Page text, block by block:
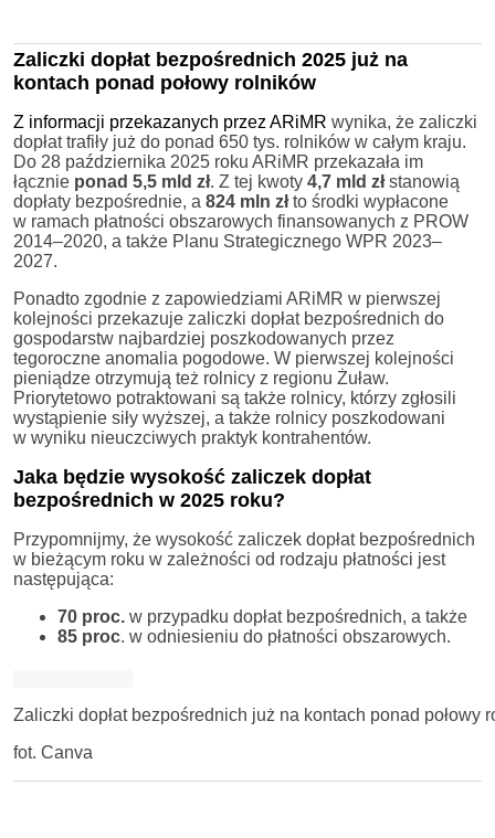
Zaliczki dopłat bezpośrednich 2025 już na
kontach ponad połowy rolników
Z informacji przekazanych przez ARiMR wynika, że zaliczki
dopłat trafiły już do ponad 650 tys. rolników w całym kraju.
Do 28 października 2025 roku ARiMR przekazała im
łącznie ponad 5,5 mld zł. Z tej kwoty 4,7 mld złstanowią
dopłaty bezpośrednie, a 824 mln złto środki wypłacone
w ramach płatności obszarowych finansowanych z PROW
2014–2020, a także Planu Strategicznego WPR 2023–
2027.
Ponadto zgodnie z zapowiedziami ARiMR w pierwszej
kolejności przekazuje zaliczki dopłat bezpośrednich do
gospodarstw najbardziej poszkodowanych przez
tegoroczne anomalia pogodowe. W pierwszej kolejności
pieniądze otrzymują też rolnicy z regionu Żuław.
Priorytetowo potraktowani są także rolnicy, którzy zgłosili
wystąpienie siły wyższej, a także rolnicy poszkodowani
w wyniku nieuczciwych praktyk kontrahentów.
Jaka będzie wysokość zaliczek dopłat
bezpośrednich w 2025 roku?
Przypomnijmy, że wysokość zaliczek dopłat bezpośrednich
w bieżącym roku w zależności od rodzaju płatności jest
następująca:
70 proc. w przypadku dopłat bezpośrednich, a także
85 proc. w odniesieniu do płatności obszarowych.
Zaliczki dopłat bezpośrednich już na kontach ponad połowy
fot. Canva